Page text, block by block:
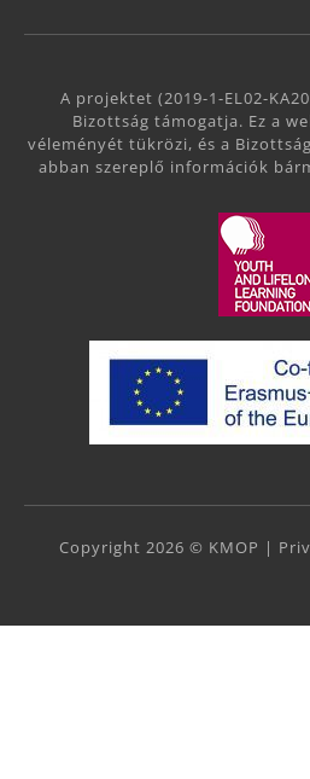
A projektet (2019-1-EL02-
Bizottság támogatja. Ez a
véleményét tükrözi, és a
abban szereplő információk
Copyright 2026 © KMOP |